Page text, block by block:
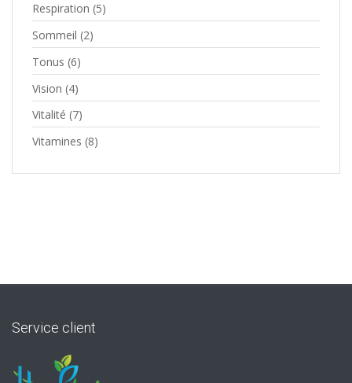
Respiration (5)
Sommeil (2)
Tonus (6)
Vision (4)
Vitalité (7)
Vitamines (8)
Service client